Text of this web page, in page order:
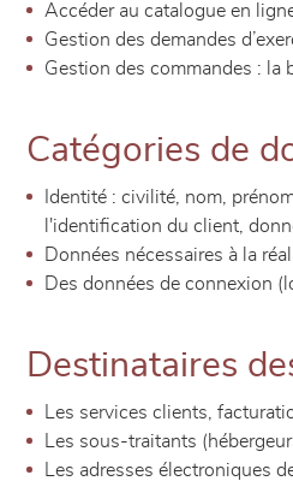
Accéder au catalogue en
Gestion des demandes
Gestion des commandes : la
Catégories de
Identité : civilité, nom,
l'identification du client,
Données nécessaires à la
Des données de connexion
Destinataires
Les services clients,
Les sous-traitants
Les adresses électroniques